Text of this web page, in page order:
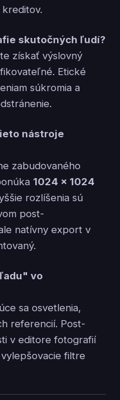
skutočných ľudí?
získať výslovný
Etické
súkromia a
nástroje
zabudovaného
1024 × 1024
rozlíšenia sú
post-
natívny export v
vo
sa osvetlenia,
referencií. Post-
v editore fotografií
filtre